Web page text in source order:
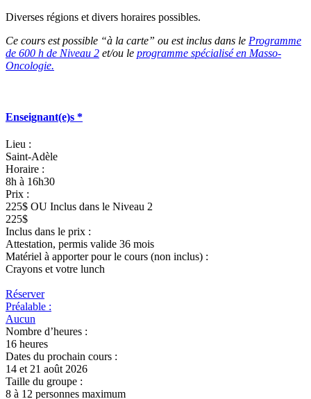
Diverses régions et divers horaires possibles.
Ce cours est possible “à la carte” ou est inclus dans le Programme
de 600 h de Niveau 2 et/ou le programme spécialisé en Masso-
Oncologie.
Enseignant(e)s *
Lieu :
Saint-Adèle
Horaire :
8h à 16h30
Prix :
225$ OU Inclus dans le Niveau 2
225$
Inclus dans le prix :
Attestation, permis valide 36 mois
Matériel à apporter pour le cours (non inclus) :
Crayons et votre lunch
Réserver
Préalable :
Aucun
Nombre d’heures :
16 heures
Dates du prochain cours :
14 et 21 août 2026
Taille du groupe :
8 à 12 personnes maximum